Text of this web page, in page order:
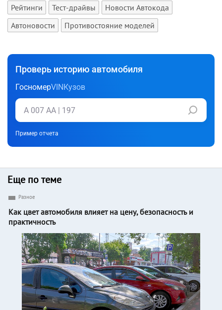
Рейтинги
Тест-драйвы
Новости Автокода
Автоновости
Противостояние моделей
Проверь историю автомобиля
ГосномерVIN Кузов
Пример отчета
Еще по теме
Разное
Как цвет автомобиля влияет на цену, безопасность и
практичность